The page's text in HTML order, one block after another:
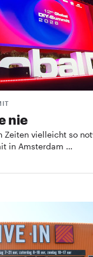
nie
Zeiten vielleicht so
in Amsterdam …